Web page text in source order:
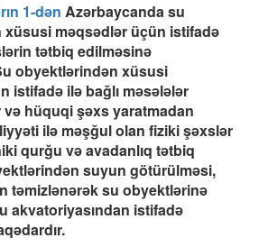
1-dən Azərbaycanda su
məqsədlər üçün istifadə
tətbiq edilməsinə
obyektlərindən xüsusi
istifadə ilə bağlı məsələlər
hüquqi şəxs yaratmadan
ilə məşğul olan fiziki şəxslər
qurğu və avadanlıq tətbiq
suyun götürülməsi,
təmizlənərək su obyektlərinə
akvatoriyasından istifadə